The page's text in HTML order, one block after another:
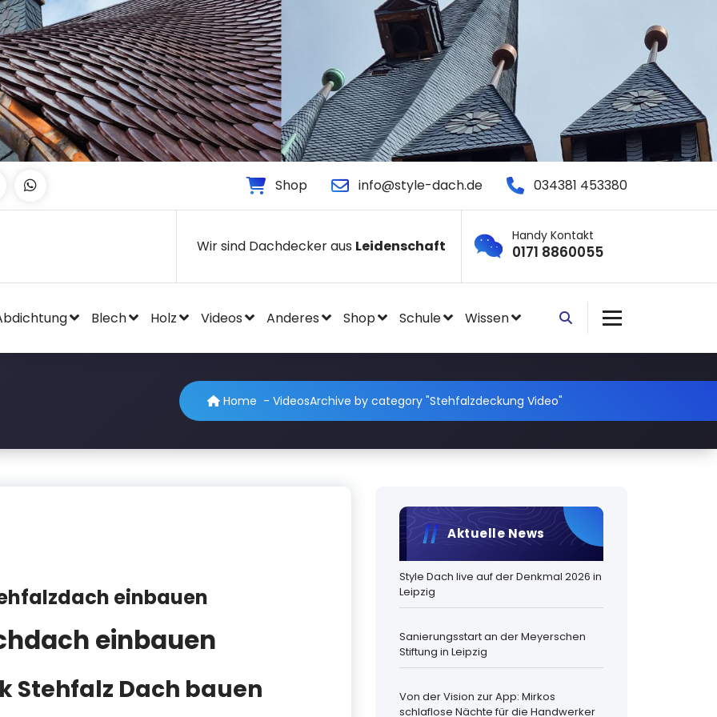
Shop info@style-dach.de 034381 453380
Wir sind Dachdecker aus Leidenschaft
Handy Kontakt
0171 8860055
Blech Holz Videos Anderes Shop Schule Wissen
Home - VideosArchive by category "Stehfalzdeckung Video"
einbauen
einbauen
Stehfalz Dach bauen
Aktuelle News
Style Dach live auf der Denkmal 2026 in
Leipzig
Sanierungsstart an der Meyerschen
Stiftung in Leipzig
Von der Vision zur App: Mirkos
schlaflose Nächte für die Handwerker